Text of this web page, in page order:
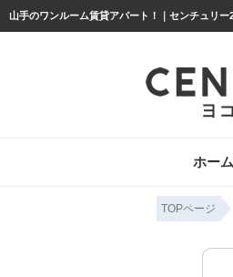
山手のワンルーム賃貸アパート！｜センチュリー
ホーム
TOPページ